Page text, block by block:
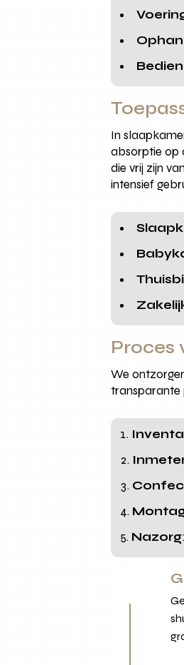
In
absorptie op
die vrij zijn
intensief
Proces
We
transparante
Nazorg